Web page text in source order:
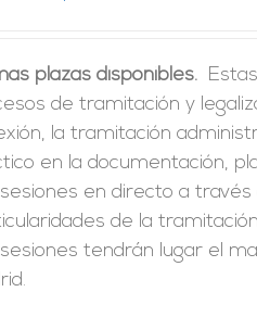
era:
246,00€.
es:
149,00€.
plazas disponibles.
de tramitación y
la tramitación
en la documentación,
en directo a
de la
tendrán lugar el